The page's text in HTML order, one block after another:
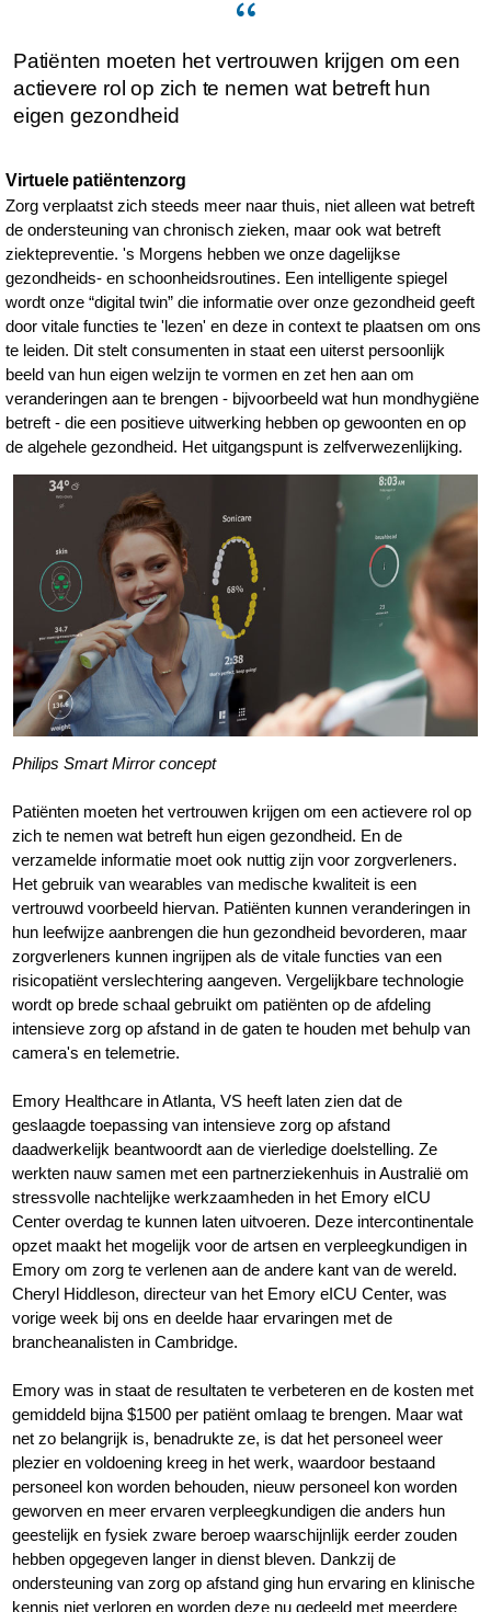
Patiënten moeten het vertrouwen krijgen om een
actievere rol op zich te nemen wat betreft hun
eigen gezondheid
Virtuele patiëntenzorg
Zorg verplaatst zich steeds meer naar thuis, niet alleen wat betreft
de ondersteuning van chronisch zieken, maar ook wat betreft
ziektepreventie. 's Morgens hebben we onze dagelijkse
gezondheids- en schoonheidsroutines. Een intelligente spiegel
wordt onze “digital twin” die informatie over onze gezondheid geeft
door vitale functies te 'lezen' en deze in context te plaatsen om ons
te leiden. Dit stelt consumenten in staat een uiterst persoonlijk
beeld van hun eigen welzijn te vormen en zet hen aan om
veranderingen aan te brengen - bijvoorbeeld wat hun mondhygiëne
betreft - die een positieve uitwerking hebben op gewoonten en op
de algehele gezondheid. Het uitgangspunt is zelfverwezenlijking.
Philips Smart Mirror concept
Patiënten moeten het vertrouwen krijgen om een actievere rol op
zich te nemen wat betreft hun eigen gezondheid. En de
verzamelde informatie moet ook nuttig zijn voor zorgverleners.
Het gebruik van wearables van medische kwaliteit is een
vertrouwd voorbeeld hiervan. Patiënten kunnen veranderingen in
hun leefwijze aanbrengen die hun gezondheid bevorderen, maar
zorgverleners kunnen ingrijpen als de vitale functies van een
risicopatiënt verslechtering aangeven. Vergelijkbare technologie
wordt op brede schaal gebruikt om patiënten op de afdeling
intensieve zorg op afstand in de gaten te houden met behulp van
camera's en telemetrie.
Emory Healthcare in Atlanta, VS heeft laten zien dat de
geslaagde toepassing van intensieve zorg op afstand
daadwerkelijk beantwoordt aan de vierledige doelstelling. Ze
werkten nauw samen met een partnerziekenhuis in Australië om
stressvolle nachtelijke werkzaamheden in het Emory eICU
Center overdag te kunnen laten uitvoeren. Deze intercontinentale
opzet maakt het mogelijk voor de artsen en verpleegkundigen in
Emory om zorg te verlenen aan de andere kant van de wereld.
Cheryl Hiddleson, directeur van het Emory eICU Center, was
vorige week bij ons en deelde haar ervaringen met de
brancheanalisten in Cambridge.
Emory was in staat de resultaten te verbeteren en de kosten met
gemiddeld bijna $1500 per patiënt omlaag te brengen. Maar wat
net zo belangrijk is, benadrukte ze, is dat het personeel weer
plezier en voldoening kreeg in het werk, waardoor bestaand
personeel kon worden behouden, nieuw personeel kon worden
geworven en meer ervaren verpleegkundigen die anders hun
geestelijk en fysiek zware beroep waarschijnlijk eerder zouden
hebben opgegeven langer in dienst bleven. Dankzij de
ondersteuning van zorg op afstand ging hun ervaring en klinische
kennis niet verloren en worden deze nu gedeeld met meerdere